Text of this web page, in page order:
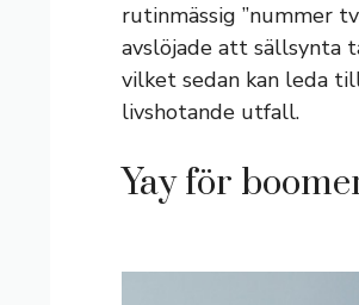
rutinmässig ”nummer
avslöjade att sällsynta
vilket sedan kan leda
livshotande utfall.
Yay för